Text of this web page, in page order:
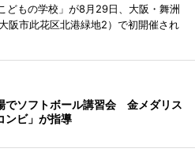
どもの学校」が8月29日、大阪・舞洲
阪市此花区北港緑地2）で初開催され
でソフトボール講習会 金メダリス
ンビ」が指導